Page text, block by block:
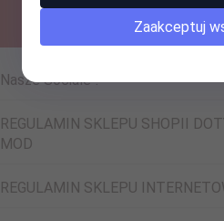
Nasze Sociale !
REGULAMIN SKLEPU SHOPII
MOD
REGULAMIN SKLEPU
Zaakceptuj